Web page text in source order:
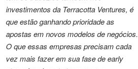
investimentos da Terracotta Ventures, é
que estão ganhando prioridade as
apostas em novos modelos de negócios.
O que essas empresas precisam cada
vez mais fazer em sua fase de early